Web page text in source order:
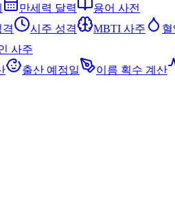
만세력 달력
용어 사전
격 시주 성격 MBTI 사주
사주
출산 예정일 이름 획수 계산